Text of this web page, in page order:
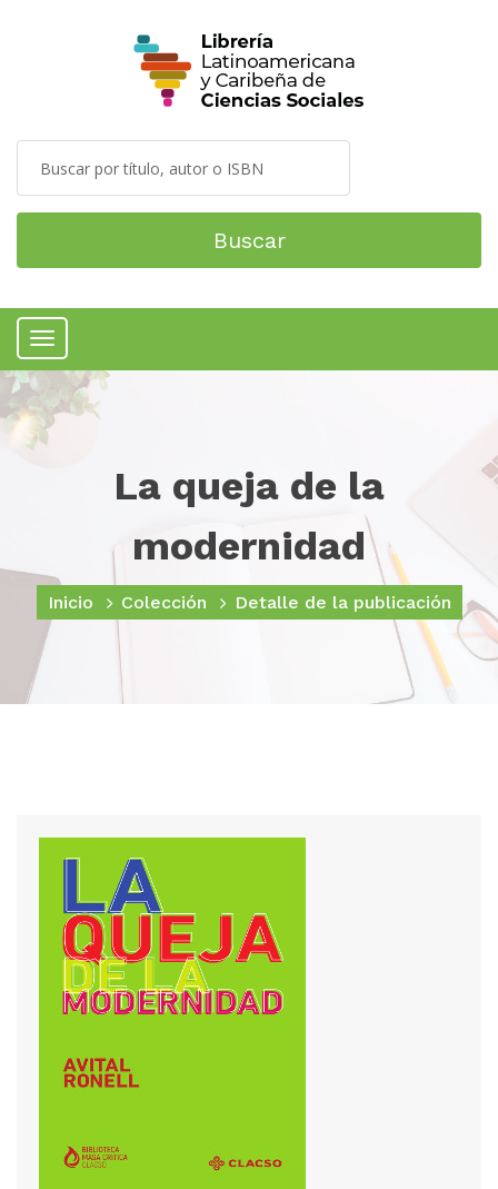
Buscar
Menú
La queja de la
modernidad
Inicio Colección Detalle de la publicación